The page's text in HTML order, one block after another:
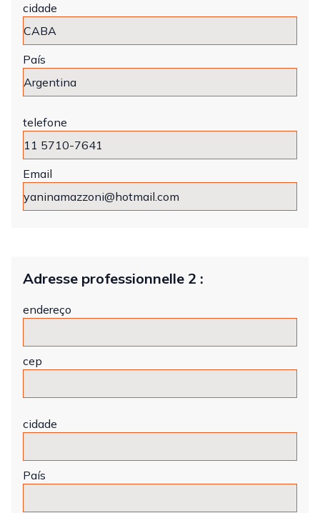
cidade
País
telefone
Email
Adresse professionnelle 2 :
endereço
cep
cidade
País